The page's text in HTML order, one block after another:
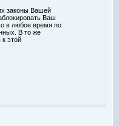
законы Вашей
Ваш
в любое время по
В то же
к этой